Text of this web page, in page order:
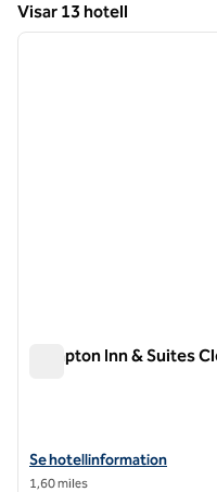
Visar 13 hotell
Visar 13 hotell
1 av 12
Hampton Inn & Suites
Visa hotelldetaljer för
Se hotellinformation
1,60 miles